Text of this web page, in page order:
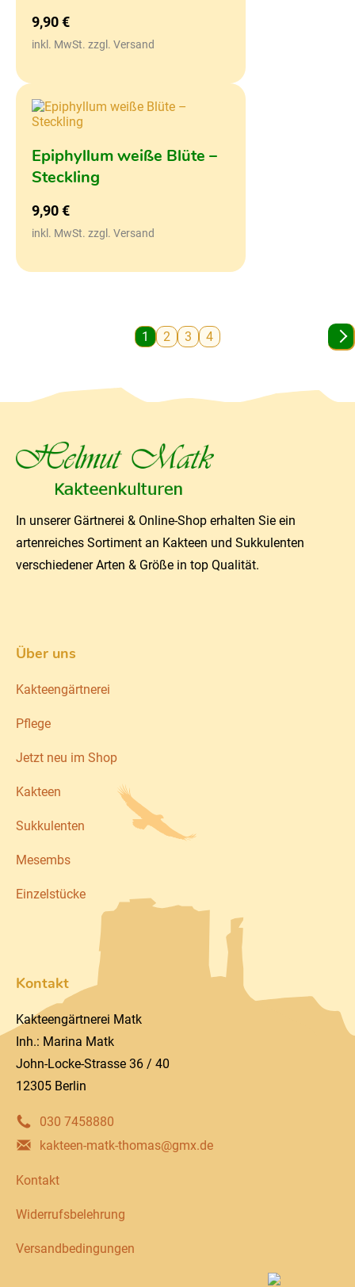
9,90€
inkl. MwSt. zzgl. Versand
Epiphyllum weiße Blüte –
Steckling
9,90€
inkl. MwSt. zzgl. Versand
1 2 3 4
In unserer Gärtnerei & Online-Shop erhalten Sie ein
artenreiches Sortiment an Kakteen und Sukkulenten
verschiedener Arten & Größe in top Qualität.
Über uns
Kakteengärtnerei
Pflege
Jetzt neu im Shop
Kakteen
Sukkulenten
Mesembs
Einzelstücke
Kontakt
Kakteengärtnerei Matk
Inh.: Marina Matk
John-Locke-Strasse 36 / 40
12305 Berlin
030 7458880
kakteen-matk-thomas@gmx.de
Kontakt
Widerrufsbelehrung
Versandbedingungen